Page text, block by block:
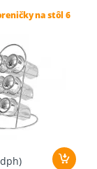
na stôl 6